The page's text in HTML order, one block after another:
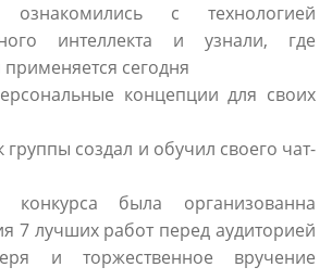
ознакомились с технологией
интеллекта и узнали, где
применяется сегодня
концепции для своих
группы создал и обучил своего чат-
была организованна
7 лучших работ перед аудиторией
и торжественное вручение